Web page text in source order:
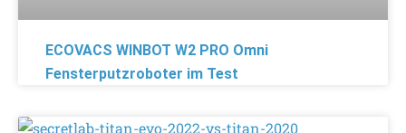
ECOVACS WINBOT W2 PRO Omni
Fensterputzroboter im Test